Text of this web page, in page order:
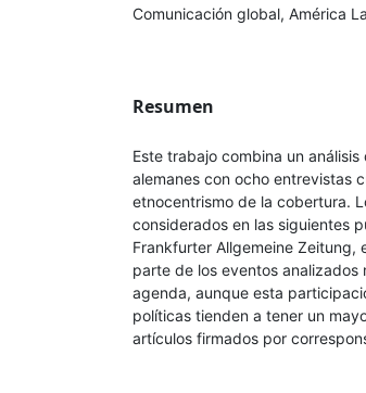
Comunicación global, América
Resumen
Este trabajo combina un
alemanes con ocho entrevistas
etnocentrismo de la cobertura.
considerados en las siguientes
Frankfurter Allgemeine Zeitung,
parte de los eventos analizados
agenda, aunque esta
políticas tienden a tener un
artículos firmados por